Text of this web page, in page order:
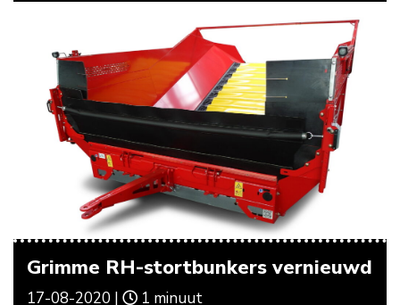
Grimme RH-stortbunkers vernieuwd
17-08-2020 | 1 minuut